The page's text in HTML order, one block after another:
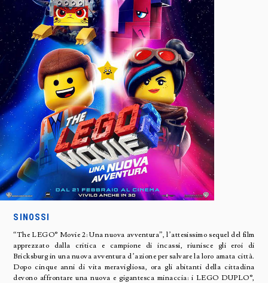
SINOSSI
“The LEGO® Movie 2: Una nuova avventura”, l’attesissimo sequel del film
apprezzato dalla critica e campione di incassi, riunisce gli eroi di
Bricksburg in una nuova avventura d’azione per salvare la loro amata città.
Dopo cinque anni di vita meravigliosa, ora gli abitanti della cittadina
devono affrontare una nuova e gigantesca minaccia: i LEGO DUPLO®,